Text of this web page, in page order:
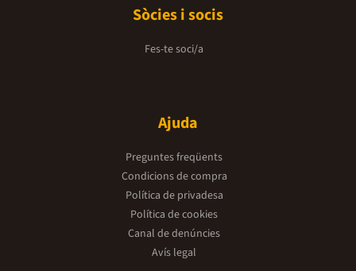
Sòcies i socis
Fes-te soci/a
Ajuda
Preguntes freqüents
Condicions de compra
Política de privadesa
Política de cookies
Canal de denúncies
Avís legal